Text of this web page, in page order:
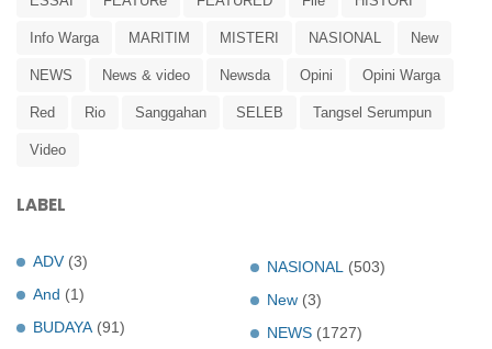
Info Warga MARITIM MISTERI NASIONAL New
NEWS News & video Newsda Opini Opini Warga
Red Rio Sanggahan SELEB Tangsel Serumpun
Video
LABEL
ADV (3)
And (1)
BUDAYA (91)
NASIONAL
(503)
New (3)
NEWS (1727)